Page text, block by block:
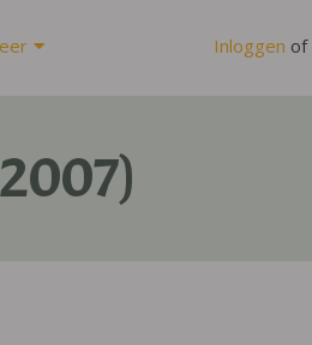
Inloggen of